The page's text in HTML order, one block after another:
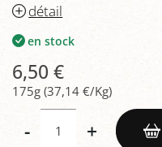
détail
en stock
6,50 €
175g (37,14 €/Kg)
- +